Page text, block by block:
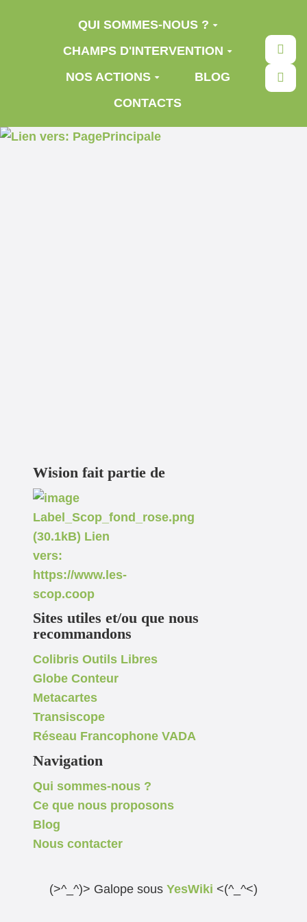
QUI SOMMES-NOUS ?
CHAMPS D'INTERVENTION
NOS ACTIONS
BLOG
CONTACTS
Wision fait partie de
Sites utiles et/ou que nous
recommandons
Colibris Outils Libres
Globe Conteur
Metacartes
Transiscope
Réseau Francophone VADA
Navigation
Qui sommes-nous ?
Ce que nous proposons
Blog
Nous contacter
(>^_^)> Galope sous YesWiki <(^_^<)